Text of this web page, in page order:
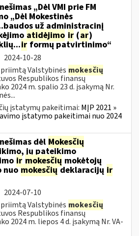
„Dėl VMI prie FM
„Dėl Mokestinės
už administracinį
atidėjimo ir (ar)
irformų patvirtinimo“
2024-10-28
Valstybinės mokesčių
Respublikos finansų
2024 m. spalio 23 d. įsakymą Nr.
įstatymų pakeitimai: MĮP 2021 »
įstatymo pakeitimai nuo 2024
dėl Mokesčių
jų pateikimo
ir mokesčių mokėtojų
nuomokesčiųdeklaracijų ir
2024-07-10
Valstybinės mokesčių
Respublikos finansų
2024 m. liepos 4 d. įsakymą Nr. VA-